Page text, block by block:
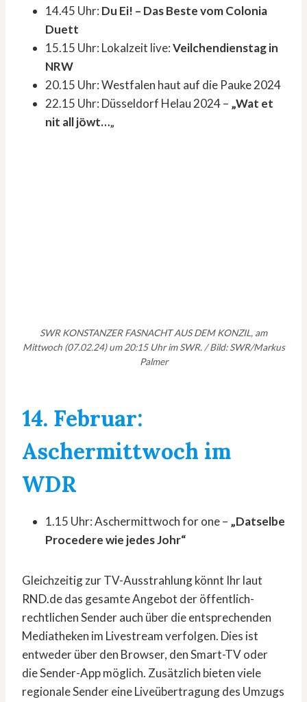
14.45 Uhr: Du Ei! – Das Beste vom Colonia
Duett
15.15 Uhr: Lokalzeit live:Veilchendienstag in
NRW
20.15 Uhr: Westfalen haut auf die Pauke 2024
22.15 Uhr: Düsseldorf Helau 2024 – „Wat et
nit all jöwt…„
SWR KONSTANZER FASNACHT AUS DEM KONZIL, am
Mittwoch (07.02.24) um 20:15 Uhr im SWR. / Bild: SWR/Markus
Palmer
14. Februar:
Aschermittwoch im
WDR
1.15 Uhr: Aschermittwoch for one – „Datselbe
Procedere wie jedes Johr“
Gleichzeitig zur TV-Ausstrahlung könnt Ihr laut
RND.de das gesamte Angebot der öffentlich-
rechtlichen Sender auch über die entsprechenden
Mediatheken im Livestream verfolgen. Dies ist
entweder über den Browser, den Smart-TV oder
die Sender-App möglich. Zusätzlich bieten viele
regionale Sender eine Liveübertragung des Umzugs